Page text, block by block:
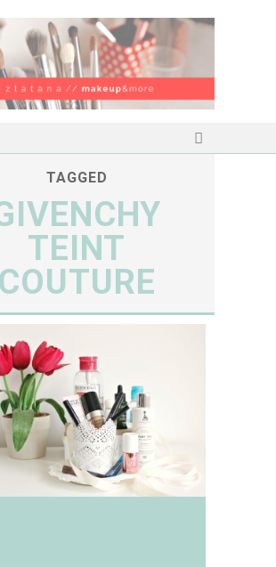
TAGGED
TEINT
COUTURE